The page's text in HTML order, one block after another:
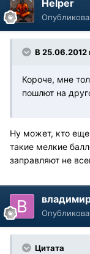
Helper
В 25.06.2012
Короче, мне
пошлют на
Ну может, кто еще
такие мелкие
заправляют не
Цитата